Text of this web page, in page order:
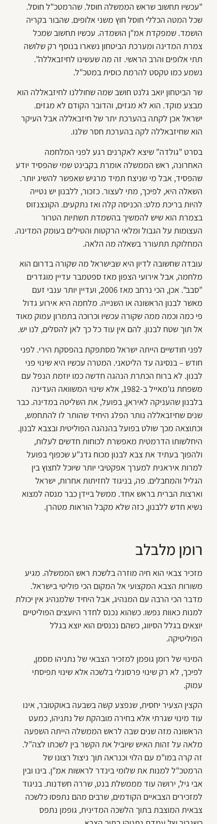
"עכשיו תחשוב שראש הממשלה חוסל. שהרמטכ"ל חוסל.
שכל המטה הכללי חוסל חוץ משני אלופים. שהבור בקריה
הושמד. שמפקדת אמ"ן הושמדה. עכשיו תחשוב שמכל
צמרת המדינה ומערכת הביטחון נשארו בנוסף רק שלושה
תתי אלופים והרב הראשי. זה מה שעשינו לחיזבאללה".
נשמע כמו טקסט להרמת כוסית במטכ"ל.
שר הביטחון יואב גלנט חושב שמה שחוללנו לחיזבאללה הוא
מבצע מוקד. הוא לא מגזים, והדובר הקודם לא מגזים.
ישראל אכן לקתה בהערכת יתר של חיזבאללה אבל העיקר
הוא שחיזבאללה לקה בהערכת חסר שלנו.
בסרט "גולדה" שיצא לאקרנים רגע לפני המלחמה
האחרונה, ראש הממשלה אומרת בקבינט שמי שהפסיד יודע
שהפסיד, אבל מי שניצח תמיד מרגיש שאפשר להשיג יותר.
השאלה היא, לפיכך, מתי לעצור. כזכור, ללבנון יש נטייה
להיות בריכת מלט: הכניסה קלה ואז נתקעים. הקונצנזוס
בצמרת הוא שיש להמשיך בהשמדת תשתיות הטרור
העצומות על הגבול ומלאי הרקטות והטילים בעומק המדינה.
המחלוקת תתעורר בשאלה מה הלאה.
עובדה שחשובה לדיון היא שבישראל מה שקורה בדרום הוא
מלחמה, אבל אירועי הצפון מאז ספטמבר עדיין מוגדרים
"סבב". אכן, הכי נרחב מאז 2006, ועדיין יותר ענבי זעם
מאשר לבנון הראשונה או השנייה. מלחמה היא אירוע גדול
פי כמה וכמה ממה שקורה עכשיו וכרוכה בתמרון עמוק מאוד
אל תוך שטח לבנון. להם אין עוד כל כך לאן להסלים, לנו יש.
לפני חודשיים הייתה ישראל מסתפקת בהפסקת הירי. לפני
חודש – בנסיגה עד הליטאני. המטרה עכשיו היא שינוי פני
לבנון. לא ברוח הכתרת הנהגה חדשה כמו יוזמת הנפל עם
משפחת גו'מאייל ב-1982, אלא שינוי המשוואה העדינה
בלבנון שהעניקה לאיראן, בפועל, את השליטה במדינה. כבר
שנים שחיזבאללה נותר הפלג היחיד שהותר לו להתחמש,
וכתוצאה מכך שולט בפועל בהנהגה הפוליטית ובצבא לבנון.
היחלשותו הדרמטית מאפשרת לכוחות חדשים לעלות,
ולהפוך בעתיד את צבא לבנון מכוח גדנ"ע שכפוף בפועל
למרות איראנית למערך אפקטיבי יותר שיוכל לחצוץ בין
הגליל והמחבלים. פה, בניגוד לחזיתות אחרות, ישראל
וארצות הברית בראש אחד. ממשל ביידן כבר מנסה למצוא
נשיא חדש ללבנון, כזה שלא מקבל הוראות מטהרן.
רומן מלבלב
מזכיר צבאי הוא חיה מוזרה בלשכת ראש הממשלה. מגיע
משורות הצבא המקצועי אל המקום הכי פוליטי בישראל.
מדבר הכי הרבה עם המנהיג, אבל היחיד שלמנהיג אין יכולת
למנות כאוות נפשו. כשהוא נכנס לחדר היועצים הפוליטיים
יוצאים בגלל הסיווג, כשהם נכנסים הוא יוצא בגלל
הפוליטיקה.
המינוי של רומן גופמן למזכיר הצבאי של נתניהו מסמן,
לפיכך, לא רק שינוי פרסונלי בלשכה אלא שינוי תפיסתי
עמוק.
הקצין הצעיר יחסית, שנפצע קשה בשבעה באוקטובר, אינו
עוד מינוי שגרתי אלא בחירה מובהקת של נתניהו, כמעט
הראשונה מזה שנים שבה לראש הממשלה הייתה השפעה
מלאה על זהות האיש שיוביל את הקשר בין לשכתו לצה”ל.
זה קרה במו"מ עם הלוי וכנראה תוך ניצול רצונו של
הרמטכ"ל למנות את שלומי בינדר לראשות אמ"ן. בינו ובין
אבי גיל, ירושה עוד מממשלת בנט, שררה חשדנות. בניגוד
למזכירים הצבאיים הקודמים, שרבים מהם נתפסו כלשכה
צבאית המוצבת בתוך הלשכה המדינית, גופמן נתפס